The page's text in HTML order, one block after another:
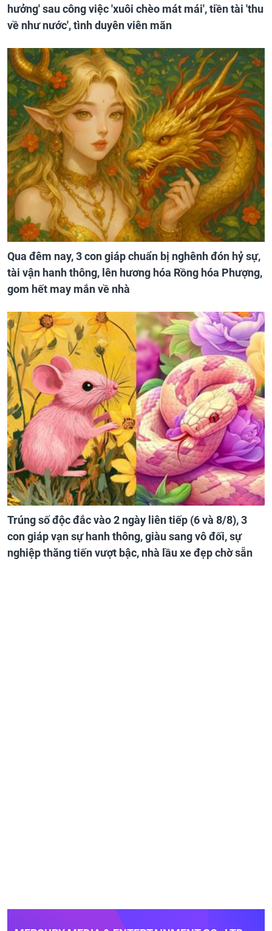
hưởng' sau công việc 'xuôi chèo mát mái', tiền tài 'thu
về như nước', tình duyên viên mãn
Qua đêm nay, 3 con giáp chuẩn bị nghênh đón hỷ sự,
tài vận hanh thông, lên hương hóa Rồng hóa Phượng,
gom hết may mắn về nhà
Trúng số độc đắc vào 2 ngày liên tiếp (6 và 8/8), 3
con giáp vạn sự hanh thông, giàu sang vô đối, sự
nghiệp thăng tiến vượt bậc, nhà lầu xe đẹp chờ sẵn